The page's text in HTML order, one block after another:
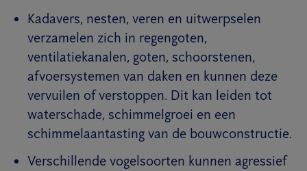
Kadavers, nesten, veren en uitwerpselen
verzamelen zich in regengoten,
ventilatiekanalen, goten, schoorstenen,
afvoersystemen van daken en kunnen deze
vervuilen of verstoppen. Dit kan leiden tot
waterschade, schimmelgroei en een
schimmelaantasting van de bouwconstructie.
Verschillende vogelsoorten kunnen agressief